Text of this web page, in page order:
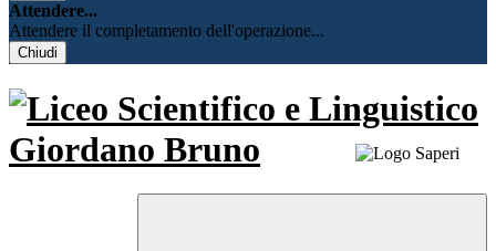
Attendere...
Attendere il completamento dell'operazione...
Chiudi